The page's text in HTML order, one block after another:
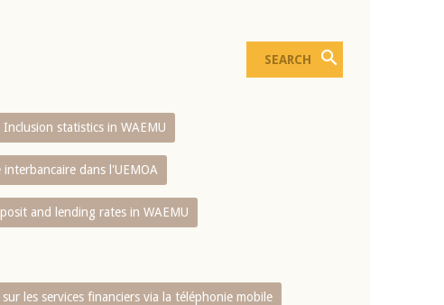
Inclusion statistics in WAEMU
dans l'UEMOA
and lending rates in WAEMU
les services financiers via la téléphonie mobile